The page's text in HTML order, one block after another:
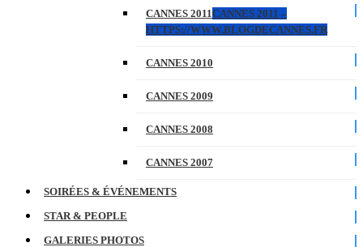
CANNES 2011CANNES 2011 –
HTTPS://WWW.BLOGDECANNES.FR
CANNES 2010
CANNES 2009
CANNES 2008
CANNES 2007
SOIRÉES & ÉVÉNEMENTS
STAR & PEOPLE
GALERIES PHOTOS